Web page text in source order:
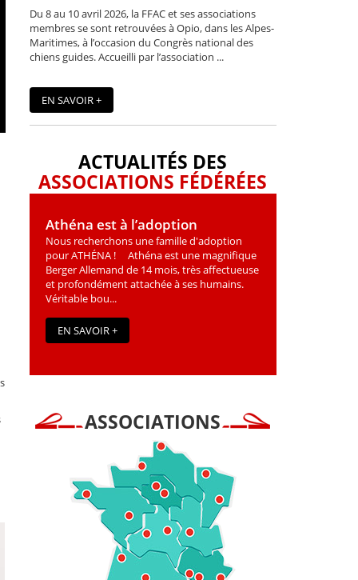
Du 8 au 10 avril 2026, la FFAC et ses associations
membres se sont retrouvées à Opio, dans les Alpes-
Maritimes, à l’occasion du Congrès national des
chiens guides. Accueilli par l’association ...
EN SAVOIR +
ACTUALITÉS DES
ASSOCIATIONS FÉDÉRÉES
Athéna est à l’adoption
Nous recherchons une famille d'adoption
pour ATHÉNA ! Athéna est une magniﬁque
Berger Allemand de 14 mois, très affectueuse
et profondément attachée à ses humains.
Véritable bou...
EN SAVOIR +
ASSOCIATIONS